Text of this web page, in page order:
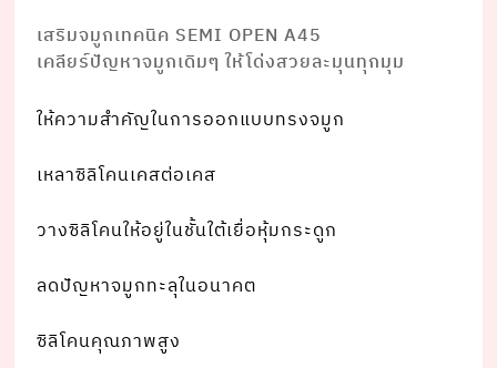
เสริมจมูกเทคนิค SEMI OPEN A45
เคลียร์ปัญหาจมูกเดิมๆ ให้โด่งสวยละมุนทุกมุม
ให้ความสำคัญในการออกแบบทรงจมูก
เหลาซิลิโคนเคสต่อเคส
วางซิลิโคนให้อยู่ในชั้นใต้เยื่อหุ้มกระดูก
ลดปัญหาจมูกทะลุในอนาคต
ซิลิโคนคุณภาพสูง